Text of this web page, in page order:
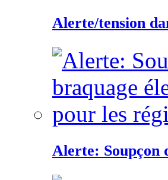
Alerte/tension
Alerte: Soupçon